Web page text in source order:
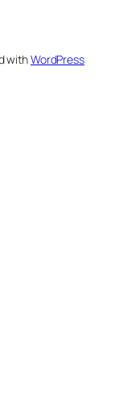
withWordPress